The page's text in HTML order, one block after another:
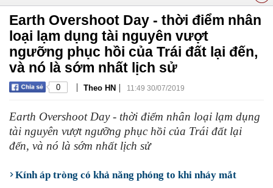
Earth Overshoot Day - thời điểm nhân
loại lạm dụng tài nguyên vượt
ngưỡng phục hồi của Trái đất lại đến,
và nó là sớm nhất lịch sử
0 | Theo HN | 11:49 30/07/2019
Earth Overshoot Day - thời điểm nhân loại lạm dụng
tài nguyên vượt ngưỡng phục hồi của Trái đất lại
đến, và nó là sớm nhất lịch sử
Kính áp tròng có khả năng phóng to khi nháy mắt